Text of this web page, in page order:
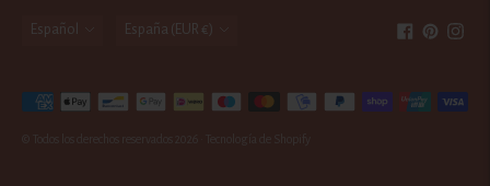
idioma
Español moneda
España (EUR €)
Métodos